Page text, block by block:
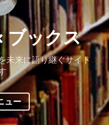
ブックス
未来に語り継ぐサイト
ュー